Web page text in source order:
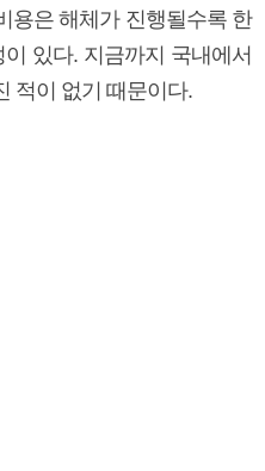
용은 해체가 진행될수록 한
있다. 지금까지 국내에서
적이 없기 때문이다.